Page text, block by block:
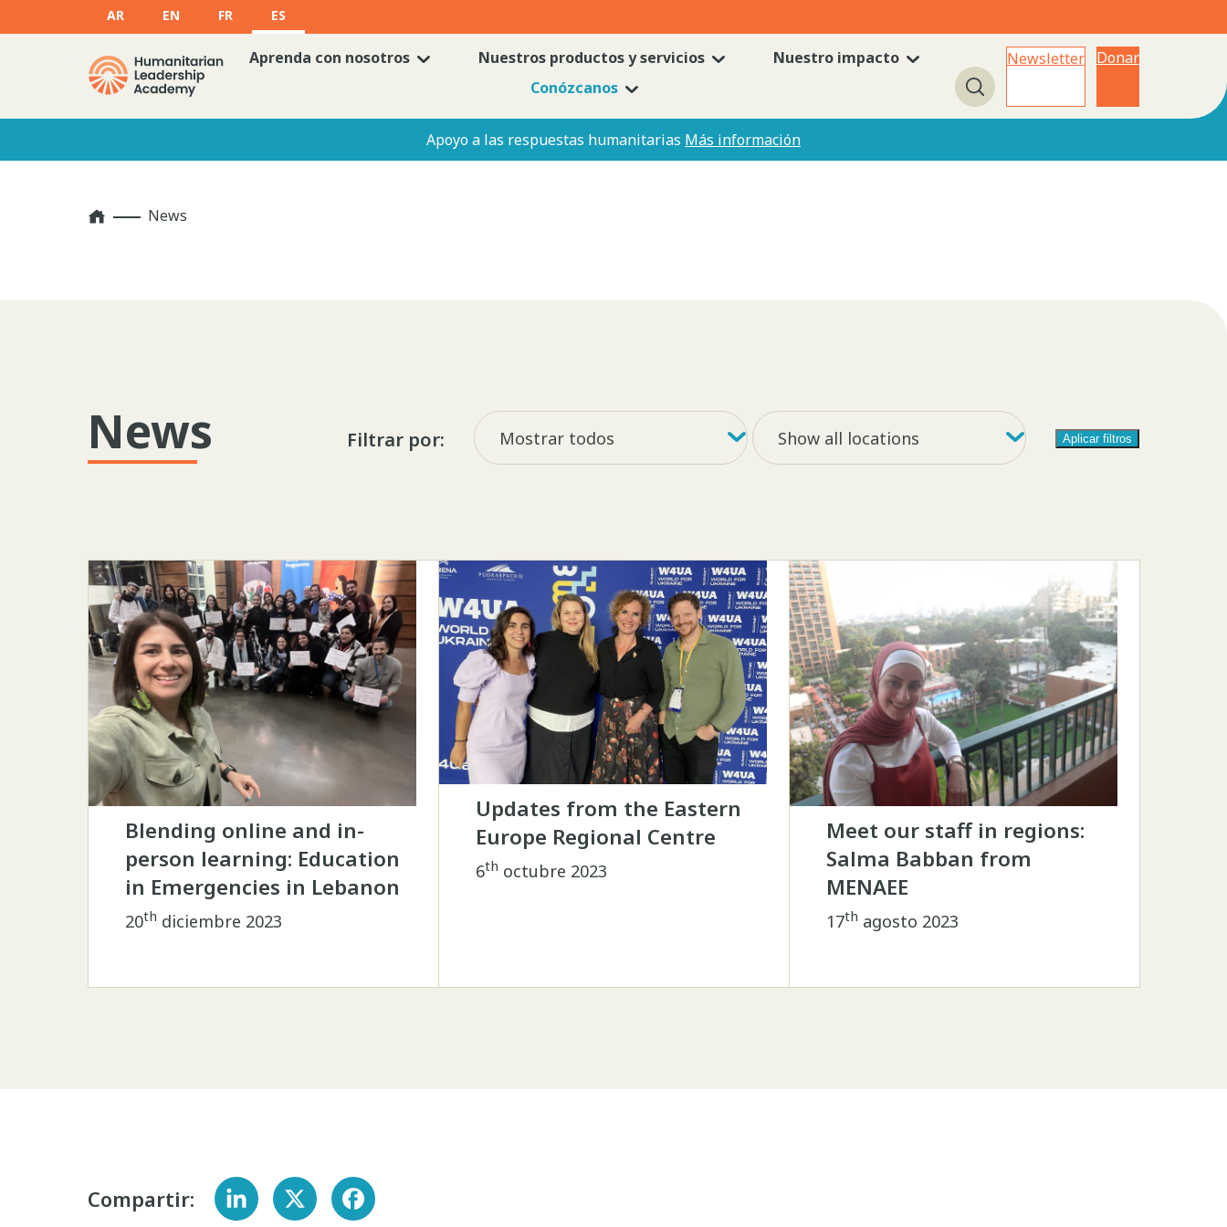
AR EN FR ES
Aprenda con nosotros Nuestros productos y servicios
Nuestro impacto
Conózcanos
Búsqueda
Newsletter Donar
Apoyo a las respuestas humanitarias Más información
Home News
News Filtrar por:
Filtrar por tag
Mostrar todos
Filter by location
Show all locations Aplicar filtros
Blending online and in-
person learning: Education
in Emergencies in Lebanon
20th diciembre 2023
Updates from the Eastern
Europe Regional Centre
6th octubre 2023
Meet our staff in regions:
Salma Babban from
MENAEE
17th agosto 2023
Compartir: